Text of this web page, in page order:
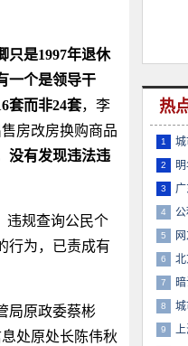
只是1997年退休
一个是领导干
套而非24套，李
房改房换购商品
没有发现违法违
违规查询公民个
行为，已责成有
局原政委蔡彬
处原处长陈伟秋
热
1 城
2
3
4 公
5
6 北
7
8 城
9 上